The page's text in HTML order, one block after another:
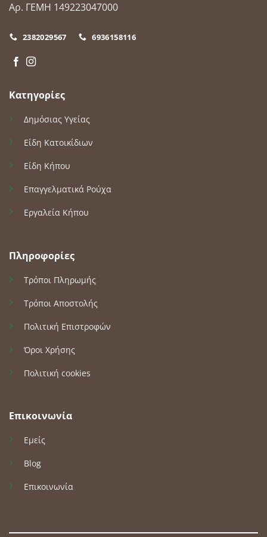
Αρ. ΓΕΜΗ 149223047000
2382029567 6936158116
Κατηγορίες
Δημόσιας Υγείας
Είδη Κατοικίδιων
Είδη Κήπου
Επαγγελματικά Ρούχα
Εργαλεία Κήπου
Πληροφορίες
Τρόποι Πληρωμής
Τρόποι Αποστολής
Πολιτική Επιστροφών
Όροι Χρήσης
Πολιτική cookies
Επικοινωνία
Εμείς
Blog
Επικοινωνία